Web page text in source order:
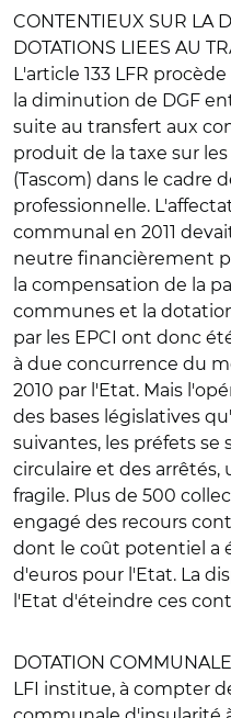
CONTENTIEUX SUR LA
DOTATIONS LIEES AU
L'article 133 LFR
la diminution de DGF
suite au transfert aux
produit de la taxe sur
(Tascom) dans le cadre
professionnelle.
communal en 2011
neutre financièrement
la compensation de la
communes et la
par les EPCI ont donc
à due concurrence du
2010 par l'Etat. Mais
des bases législatives
suivantes, les préfets se
circulaire et des
fragile. Plus de 500
engagé des recours
dont le coût potentiel a
d'euros pour l'Etat. La
l'Etat d'éteindre ces
DOTATION
LFI institue, à compter